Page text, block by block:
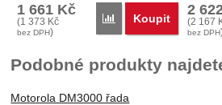
1 661 Kč
(1 373 Kč
bez DPH)
Porovnat
Koupit
2
(2 167
bez DPH
Podobné produkty
Motorola DM3000 řada